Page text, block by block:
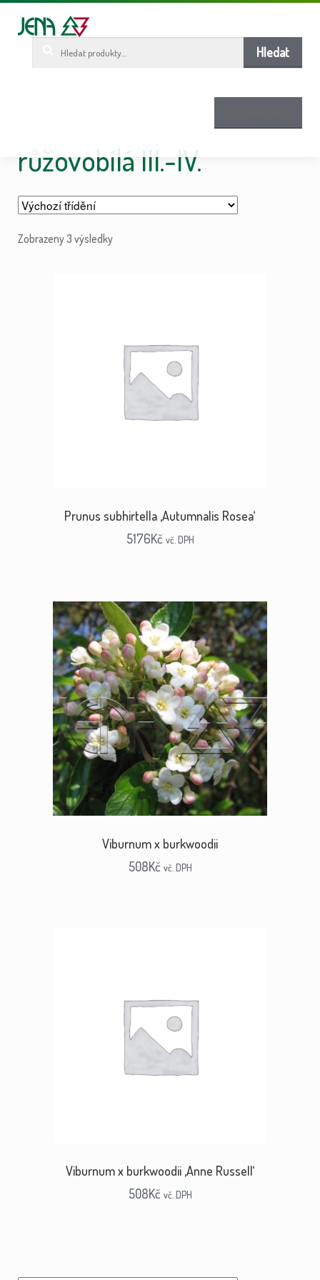
Hledat
růžovobílá III.-IV.
Zobrazeny 3 výsledky
Prunus subhirtella ‚Autumnalis Rosea‘
5176Kč vč. DPH
Viburnum x burkwoodii
508Kč vč. DPH
Viburnum x burkwoodii ‚Anne Russell‘
508Kč vč. DPH